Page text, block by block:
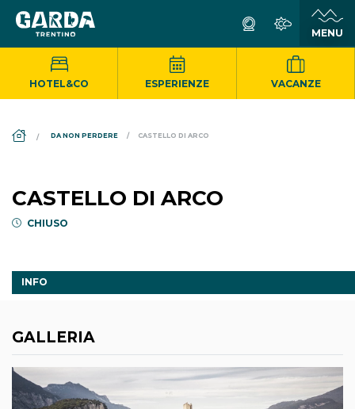
HOTEL&CO ESPERIENZE VACANZE
DA NON PERDERE CASTELLO DI ARCO
CASTELLO DI ARCO
CHIUSO
INFO
GALLERIA